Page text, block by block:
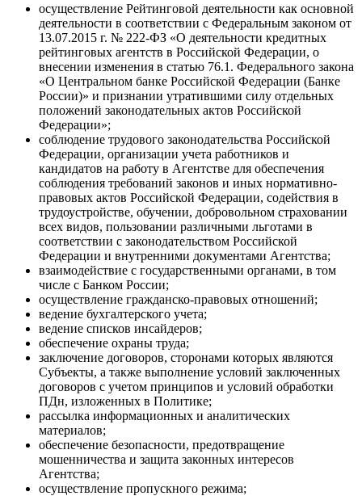
осуществление Рейтинговой деятельности как основной
деятельности в соответствии с Федеральным законом от
13.07.2015 г. № 222-ФЗ «О деятельности кредитных
рейтинговых агентств в Российской Федерации, о
внесении изменения в статью 76.1. Федерального закона
«О Центральном банке Российской Федерации (Банке
России)» и признании утратившими силу отдельных
положений законодательных актов Российской
Федерации»;
соблюдение трудового законодательства Российской
Федерации, организации учета работников и
кандидатов на работу в Агентстве для обеспечения
соблюдения требований законов и иных нормативно-
правовых актов Российской Федерации, содействия в
трудоустройстве, обучении, добровольном страховании
всех видов, пользовании различными льготами в
соответствии с законодательством Российской
Федерации и внутренними документами Агентства;
взаимодействие с государственными органами, в том
числе с Банком России;
осуществление гражданско-правовых отношений;
ведение бухгалтерского учета;
ведение списков инсайдеров;
обеспечение охраны труда;
заключение договоров, сторонами которых являются
Субъекты, а также выполнение условий заключенных
договоров с учетом принципов и условий обработки
ПДн, изложенных в Политике;
рассылка информационных и аналитических
материалов;
обеспечение безопасности, предотвращение
мошенничества и защита законных интересов
Агентства;
осуществление пропускного режима;